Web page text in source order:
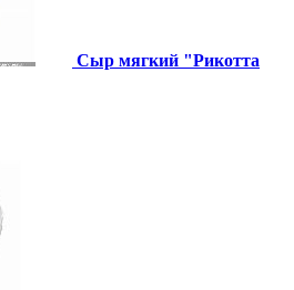
Сыр мягкий "Рикотта